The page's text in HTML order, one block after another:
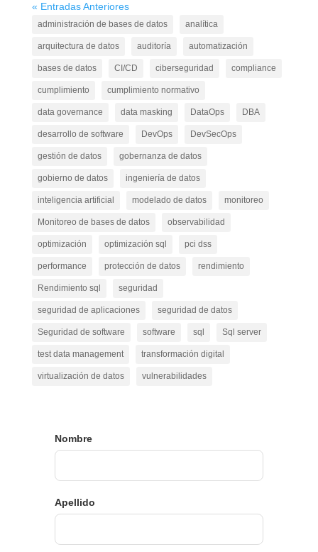
« Entradas Anteriores
administración de bases de datos analítica
arquitectura de datos auditoría automatización
bases de datos CI/CD ciberseguridad compliance
cumplimiento cumplimiento normativo
data governance data masking DataOps DBA
desarrollo de software DevOps DevSecOps
gestión de datos gobernanza de datos
gobierno de datos ingeniería de datos
inteligencia artificial modelado de datos monitoreo
Monitoreo de bases de datos observabilidad
optimización optimización sql pci dss
performance protección de datos rendimiento
Rendimiento sql seguridad
seguridad de aplicaciones seguridad de datos
Seguridad de software software sql Sql server
test data management transformación digital
virtualización de datos vulnerabilidades